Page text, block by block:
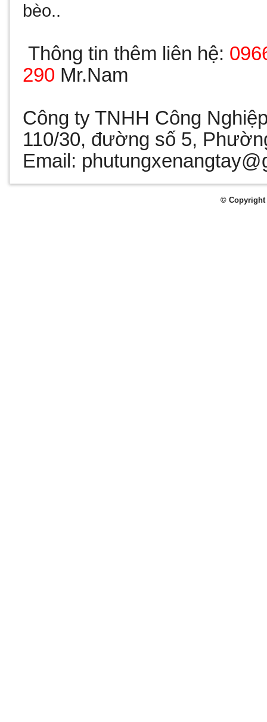
bèo..
Thông tin thêm liên hệ:
290 Mr.Nam
Công ty TNHH Công
110/30, đường số 5,
Email:
© Copyright